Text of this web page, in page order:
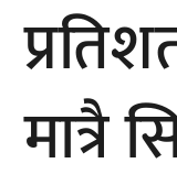
मात्रै